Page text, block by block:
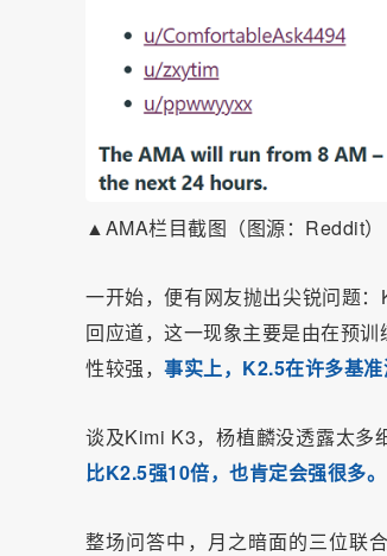
▲AMA栏目截图（图源：Reddit）
一开始，便有网友抛出尖锐问题
回应道，这一现象主要是由在预
性较强， 事实上，K2.5在许多基
谈及Kimi K3，杨植麟没透露太多
比K2.5强10倍，也肯定会强很多。
整场问答中，月之暗面的三位联